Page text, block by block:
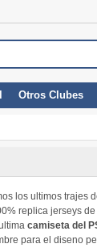
Otros Clubes
los ultimos trajes
replica jerseys
camiseta del
para el diseno